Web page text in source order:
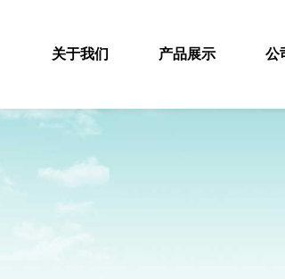
关于我们 产品展示 公